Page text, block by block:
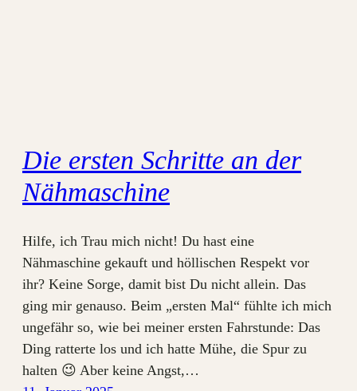
Die ersten Schritte an der
Nähmaschine
Hilfe, ich Trau mich nicht! Du hast eine
Nähmaschine gekauft und höllischen Respekt vor
ihr? Keine Sorge, damit bist Du nicht allein. Das
ging mir genauso. Beim „ersten Mal“ fühlte ich mich
ungefähr so, wie bei meiner ersten Fahrstunde: Das
Ding ratterte los und ich hatte Mühe, die Spur zu
halten 😉 Aber keine Angst,…